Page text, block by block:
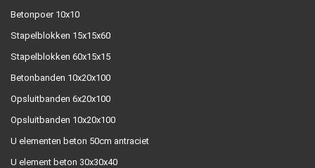
Betonpoer 10x10
Stapelblokken 15x15x60
Stapelblokken 60x15x15
Betonbanden 10x20x100
Opsluitbanden 6x20x100
Opsluitbanden 10x20x100
U elementen beton 50cm antraciet
U element beton 30x30x40